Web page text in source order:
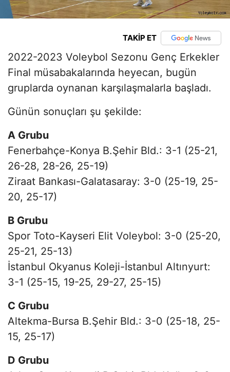
TAKİP ET
2022-2023 Voleybol Sezonu Genç Erkekler
Final müsabakalarında heyecan, bugün
gruplarda oynanan karşılaşmalarla başladı.
Günün sonuçları şu şekilde:
A Grubu
Fenerbahçe-Konya B.Şehir Bld.: 3-1 (25-21,
26-28, 28-26, 25-19)
Ziraat Bankası-Galatasaray: 3-0 (25-19, 25-
20, 25-17)
B Grubu
Spor Toto-Kayseri Elit Voleybol: 3-0 (25-20,
25-21, 25-13)
İstanbul Okyanus Koleji-İstanbul Altınyurt:
3-1 (25-15, 19-25, 29-27, 25-15)
C Grubu
Altekma-Bursa B.Şehir Bld.: 3-0 (25-18, 25-
15, 25-17)
D Grubu